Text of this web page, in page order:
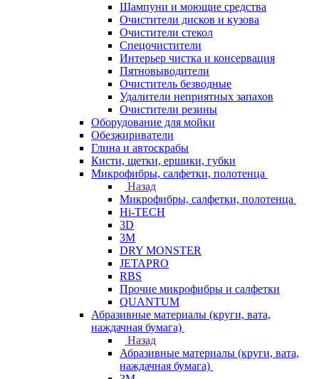
Шампуни и моющие средства
Очистители дисков и кузова
Очистители стекол
Спецочистители
Интерьер чистка и консервация
Пятновыводители
Очиститель безводные
Удалители неприятных запахов
Очистители резины
Оборудование для мойки
Обезжириватели
Глина и автоскрабы
Кисти, щетки, ершики, губки
Микрофибры, салфетки, полотенца
Назад
Микрофибры, салфетки, полотенца
Hi-TECH
3D
3М
DRY MONSTER
JETAPRO
RBS
Прочие микрофибры и салфетки
QUANTUM
Абразивные материалы (круги, вата,
наждачная бумага)
Назад
Абразивные материалы (круги, вата,
наждачная бумага)